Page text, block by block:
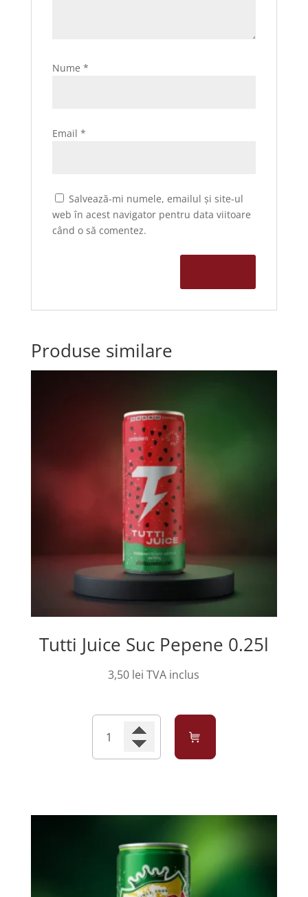
Nume *
Email *
Salvează-mi numele, emailul și site-ul
web în acest navigator pentru data viitoare
când o să comentez.
Produse similare
Tutti Juice Suc Pepene 0.25l
3,50 lei TVA inclus
Tutti
Juice